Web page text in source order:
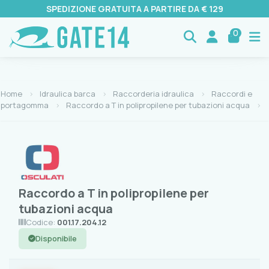
SPEDIZIONE GRATUITA A PARTIRE DA € 129
0
Home Idraulica barca Raccorderia idraulica
Raccordi e
portagomma
Raccordo a T in polipropilene per tubazioni acqua
Raccordo a T in polipropilene per
tubazioni acqua
Codice: 001.17.204.12
Disponibile